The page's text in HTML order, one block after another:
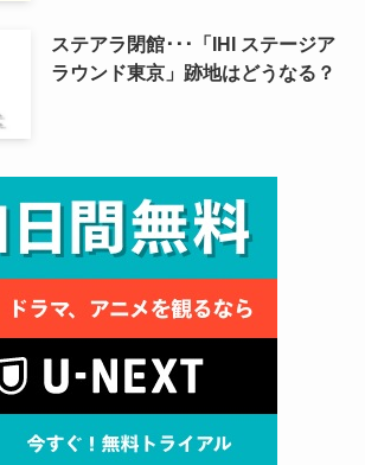
ステアラ閉館･･･「IHI ステージア
ラウンド東京」跡地はどうなる？